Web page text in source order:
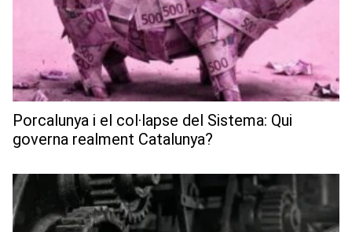
Porcalunya i el col·lapse del Sistema: Qui
governa realment Catalunya?